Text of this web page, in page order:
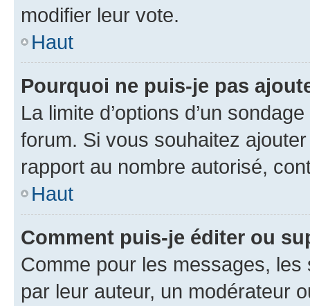
modifier leur vote.
Haut
Pourquoi ne puis-je pas
La limite d’options d’un
forum. Si vous souhaitez
rapport au nombre autorisé,
Haut
Comment puis-je éditer ou
Comme pour les messages,
par leur auteur, un modérateur